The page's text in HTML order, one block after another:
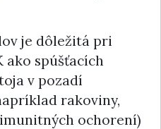
je dôležitá pri
ako spúšťacích
v pozadí
rakoviny,
ochorení)